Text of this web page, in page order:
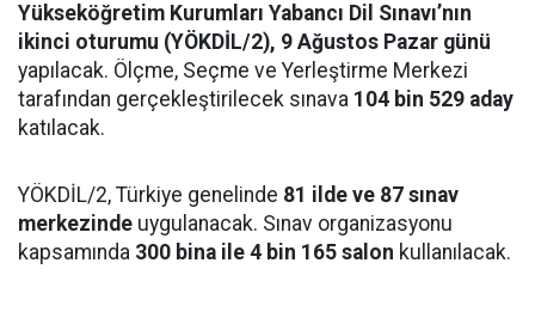
Yükseköğretim Kurumları Yabancı Dil Sınavı’nın
ikinci oturumu (YÖKDİL/2), 9 Ağustos Pazar günü
yapılacak. Ölçme, Seçme ve Yerleştirme Merkezi
tarafından gerçekleştirilecek sınava 104 bin 529 aday
katılacak.
YÖKDİL/2, Türkiye genelinde 81 ilde ve 87 sınav
merkezinde uygulanacak. Sınav organizasyonu
kapsamında 300 bina ile 4 bin 165 salon kullanılacak.